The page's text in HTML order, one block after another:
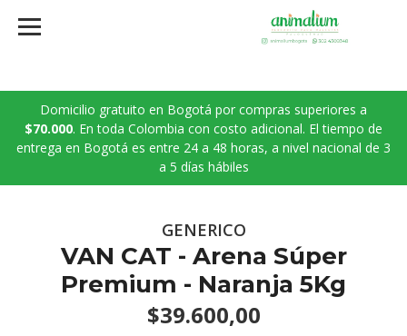
Domicilio gratuito en Bogotá por compras superiores a
$70.000. En toda Colombia con costo adicional. El tiempo de
entrega en Bogotá es entre 24 a 48 horas, a nivel nacional de 3
a 5 días hábiles
GENERICO
VAN CAT - Arena Súper
Premium - Naranja 5Kg
$39.600,00